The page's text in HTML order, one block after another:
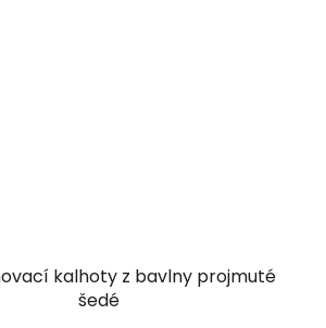
kalhoty z bavlny projmuté
šedé